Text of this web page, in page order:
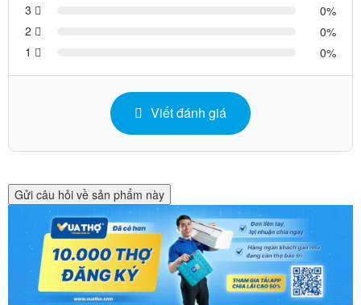
3
0
2
0
1
0
Viết đánh giá
Gửi câu hỏi về sản phẩm này